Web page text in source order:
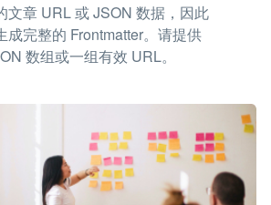
文章 URL 或 JSON 数据，因此
成完整的 Frontmatter。请提供
数组或一组有效 URL。